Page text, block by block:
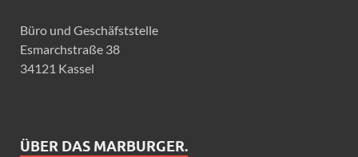
Büro und Geschäfststelle
Esmarchstraße 38
34121 Kassel
ÜBER DAS MARBURGER.